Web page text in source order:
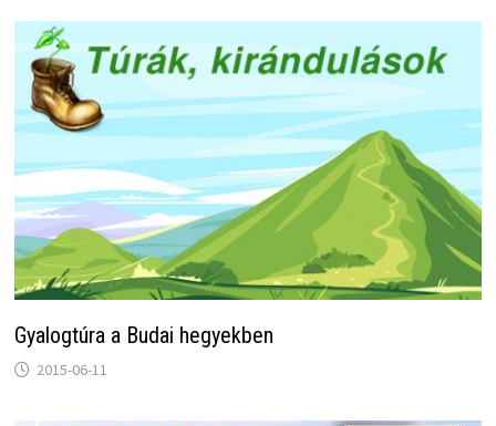
Gyalogtúra a Budai hegyekben
2015-06-11